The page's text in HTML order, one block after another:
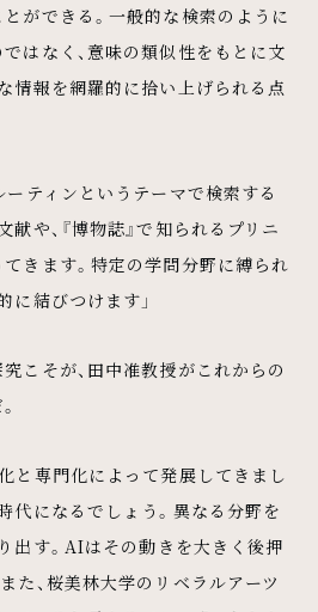
ができる。一般的な検索のように
はなく、意味の類似性をもとに文
情報を網羅的に拾い上げられる点
ーティンというテーマで検索する
献や、『博物誌』で知られるプリニ
きます。特定の学問分野に縛られ
に結びつけます」
こそが、田中准教授がこれからの
と専門化によって発展してきまし
代になるでしょう。異なる分野を
出す。AIはその動きを大きく後押
た、桜美林大学のリベラルアーツ